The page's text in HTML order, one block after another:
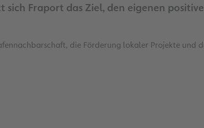
sich Fraport das Ziel, den eigenen
die Förderung lokaler Projekte